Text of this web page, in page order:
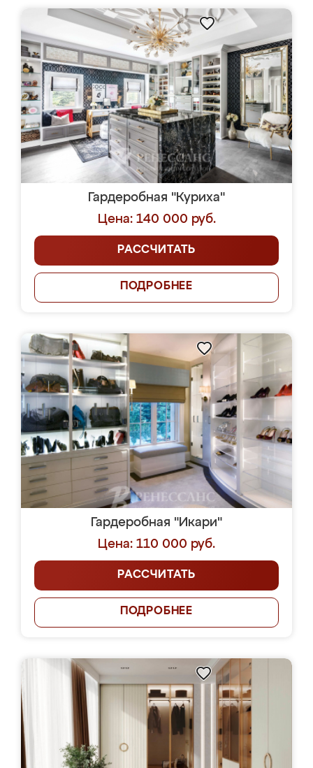
Гардеробная "Куриха"
Цена: 140 000 руб.
РАССЧИТАТЬ
ПОДРОБНЕЕ
Гардеробная "Икари"
Цена: 110 000 руб.
РАССЧИТАТЬ
ПОДРОБНЕЕ